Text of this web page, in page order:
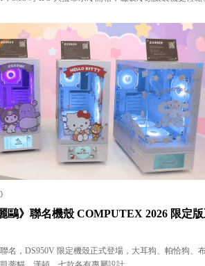
鷗》聯名機殼 COMPUTEX 2026 限定
名，DS950V 限定機殼正式登場，大耳狗、帕恰狗、